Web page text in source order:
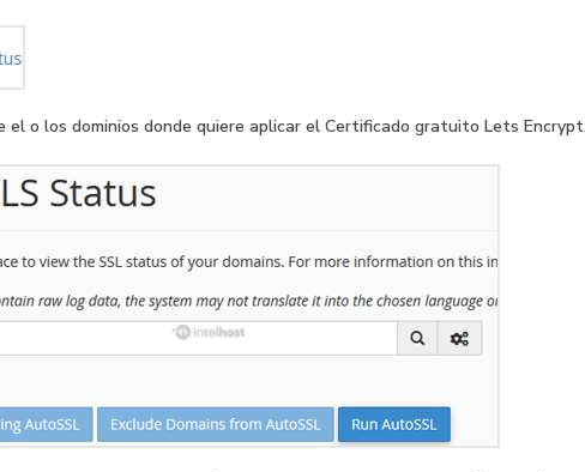
el o los dominios donde quiere aplicar el Certificado gratuito Lets